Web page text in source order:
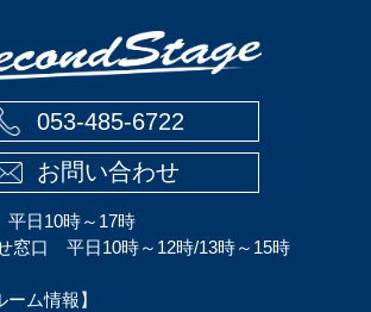
053-485-6722
お問い合わせ
日10時～17時
窓口 平日10時～12時/13時～15時
ーム情報】